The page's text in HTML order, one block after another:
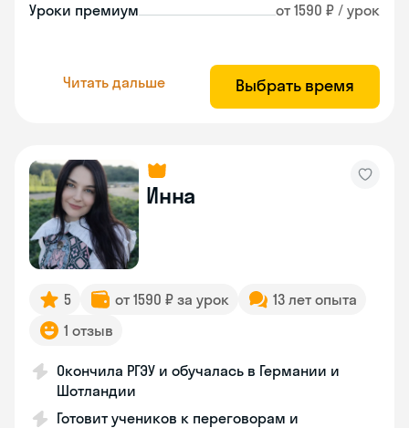
Уроки премиум от 1590 ₽ / урок
Читать дальше Выбрать время
Инна
5 от 1590 ₽ за урок
13 лет опыта
1 отзыв
Окончила РГЭУ и обучалась в Германии и
Шотландии
Готовит учеников к переговорам и